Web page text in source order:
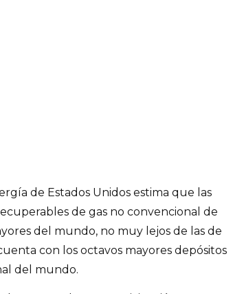
de Estados Unidos estima que las
de gas no convencional de
del mundo, no muy lejos de las de
con los octavos mayores depósitos
del mundo.